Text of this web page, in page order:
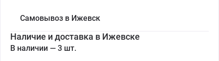
Самовывоз в Ижевск
Наличие и доставка в Ижевске
В наличии — 3 шт.